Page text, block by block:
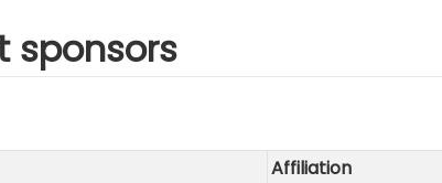
sponsors
Affiliation